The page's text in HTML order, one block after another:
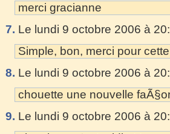
merci gracianne
7. Le lundi 9 octobre 2006 à
Simple, bon, merci pour
8. Le lundi 9 octobre 2006 à
chouette une nouvelle
9. Le lundi 9 octobre 2006 à